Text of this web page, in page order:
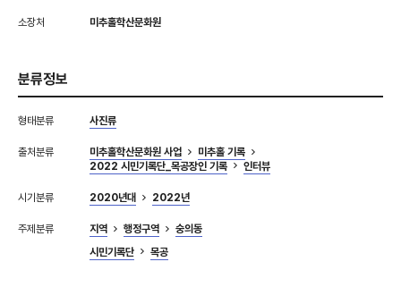
소장처 미추홀학산문화원
분류정보
형태분류 사진류
출처분류 미추홀학산문화원 사업
미추홀 기록
2022 시민기록단_목공장인 기록
인터뷰
시기분류 2020년대 2022년
주제분류 지역 행정구역
숭의동
시민기록단
목공